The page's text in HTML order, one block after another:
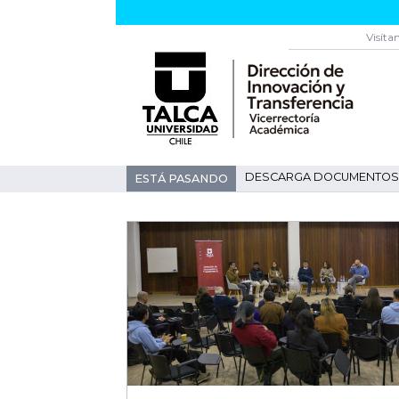
ESTÁ PASANDO DESCARGA